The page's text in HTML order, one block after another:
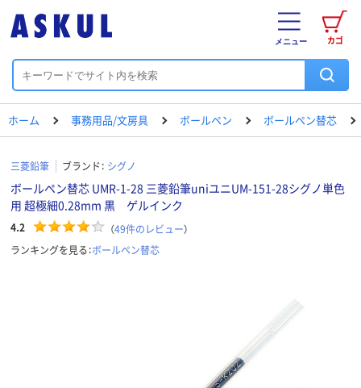
カゴ
メニュー
ホーム 事務用品/文房具 ボールペン ボールペン替芯
三菱鉛筆 ブランド： シグノ
ボールペン替芯 UMR-1-28 三菱鉛筆uniユニUM-151-28シグノ単色
用 超極細0.28mm 黒 ゲルインク
4.2 （49件のレビュー）
ランキングを見る：ボールペン替芯